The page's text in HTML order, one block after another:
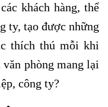
khách hàng, thể
ty, tạo được những
thích thú mỗi khi
phòng mang lại
công ty?